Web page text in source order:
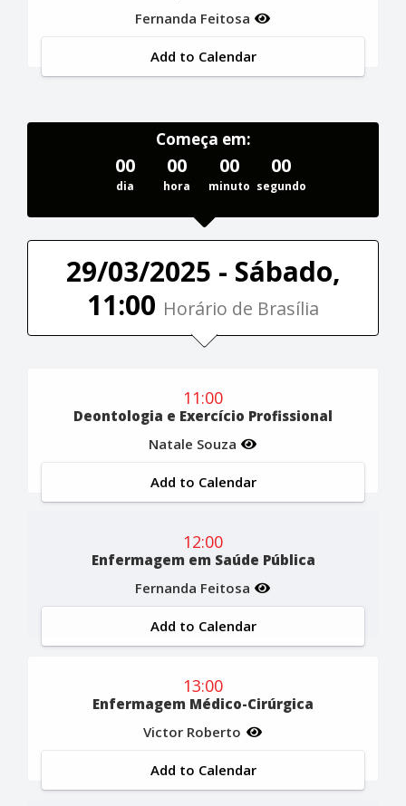
Fernanda Feitosa
Add to Calendar
Começa em:
00
dia
00
hora
00
minuto
00
segundo
29/03/2025 - Sábado,
11:00 Horário de Brasília
11:00
Deontologia e Exercício Profissional
Natale Souza
Add to Calendar
12:00
Enfermagem em Saúde Pública
Fernanda Feitosa
Add to Calendar
13:00
Enfermagem Médico-Cirúrgica
Victor Roberto
Add to Calendar